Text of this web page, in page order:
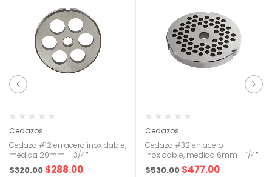
Cedazos
Cedazo #12 en acero inoxidable,
medida 20mm – 3/4″
$320.00 $288.00
Cedazos
Cedazo #32 en acero
inoxidable, medida 6mm – 1/4″
$530.00 $477.00